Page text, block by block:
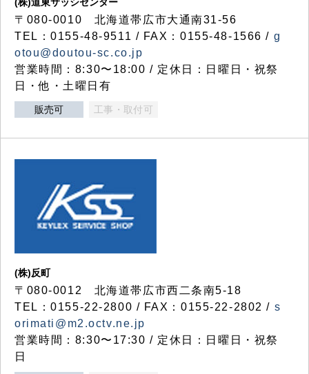
〒080-0010 北海道帯広市大通南31-56
TEL：0155-48-9511 / FAX：0155-48-1566 / g
otou@doutou-sc.co.jp
営業時間：8:30〜18:00 / 定休日：日曜日・祝祭
日・他・土曜日有
販売可 工事・取付可
(株)反町
〒080-0012 北海道帯広市西二条南5-18
TEL：0155-22-2800 / FAX：0155-22-2802 / s
orimati@m2.octv.ne.jp
営業時間：8:30〜17:30 / 定休日：日曜日・祝祭
日